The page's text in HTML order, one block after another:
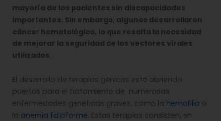
mayoría de los pacientes sin discapacidades
importantes. Sin embargo, algunos desarrollaron
cáncer hematológico, lo que resalta la necesidad
de mejorar la seguridad de los vectores virales
utilizados.
El desarrollo de terapias génicas está abriendo
puertas para el tratamiento de numerosas
enfermedades genéticas graves, como la hemofilia o
la anemia falciforme. Estas terapias consisten, en